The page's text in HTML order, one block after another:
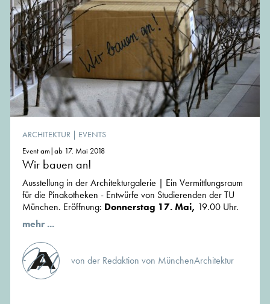
ARCHITEKTUR | EVENTS
Event am|ab 17. Mai 2018
Wir bauen an!
Ausstellung in der Architekturgalerie | Ein Vermittlungsraum
für die Pinakotheken - Entwürfe von Studierenden der TU
München. Eröffnung: Donnerstag 17. Mai, 19.00 Uhr.
mehr ...
von der Redaktion von MünchenArchitektur